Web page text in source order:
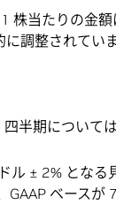
株当たりの金
調整されていま
半期について
ル ± 2% となる
GAAP ベースが